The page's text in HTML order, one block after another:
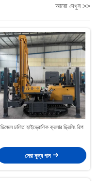
আরো দেখুন >>
ডিজেল চালিত হাইড্রোলিক ক্রলার ড্রিলিং রিগ
সেরা মূল্য পান